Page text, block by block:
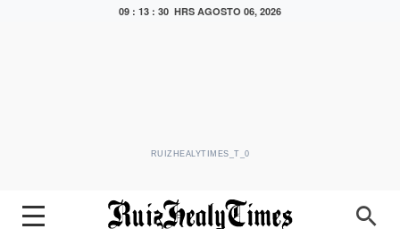
09 : 13 : 31 HRS AGOSTO 06, 2026
RUIZHEALYTIMES_T_0